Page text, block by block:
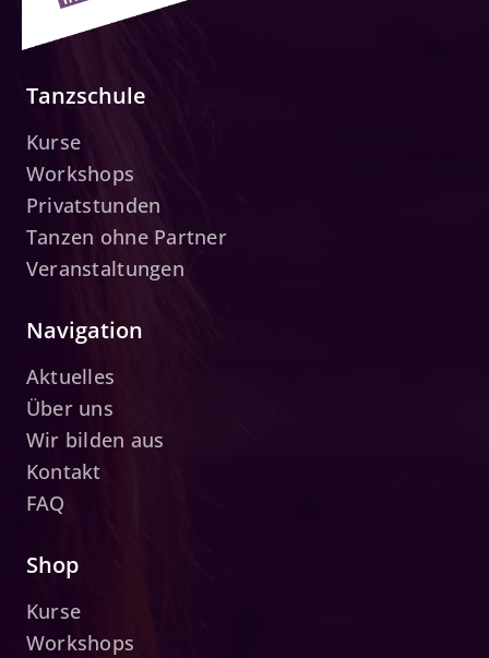
Tanzschule
Kurse
Workshops
Privatstunden
Tanzen ohne Partner
Veranstaltungen
Navigation
Aktuelles
Über uns
Wir bilden aus
Kontakt
FAQ
Shop
Kurse
Workshops